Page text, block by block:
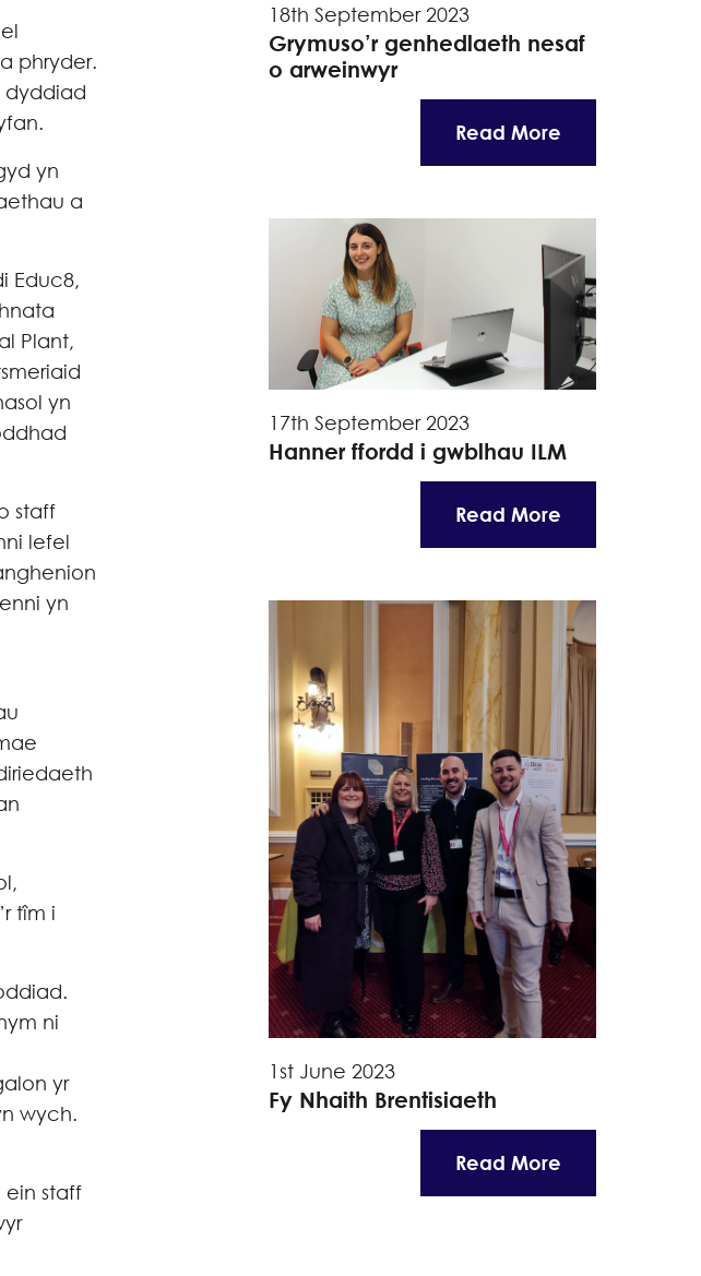
phryder.
dyddiad
yn
a
Educ8,
Plant,
yn
staff
lefel
yn
tîm i
ni
yr
wych.
ein staff
18th September 2023
Grymuso’r genhedlaeth nesaf
o arweinwyr
Read More
17th September 2023
Hanner ffordd i gwblhau ILM
Read More
1st June 2023
Fy Nhaith Brentisiaeth
Read More